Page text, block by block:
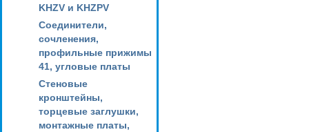
KHZV и KHZPV
Соединители,
сочленения,
профильные прижимы
41, угловые платы
Стеновые
кронштейны,
торцевые заглушки,
монтажные платы,